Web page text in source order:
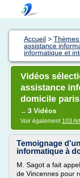
Accueil >
assistance
informatique et
Vidéos
assistance
domicile paris
→ 3 Vidéos
Voir également 103
Temoignage
informatique à
M. Sagot a fait
de Vincennes pour